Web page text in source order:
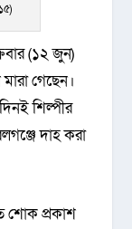
(১২ জুন)
গেছেন।
শিল্পীর
দাহ করা
শোক প্রকাশ